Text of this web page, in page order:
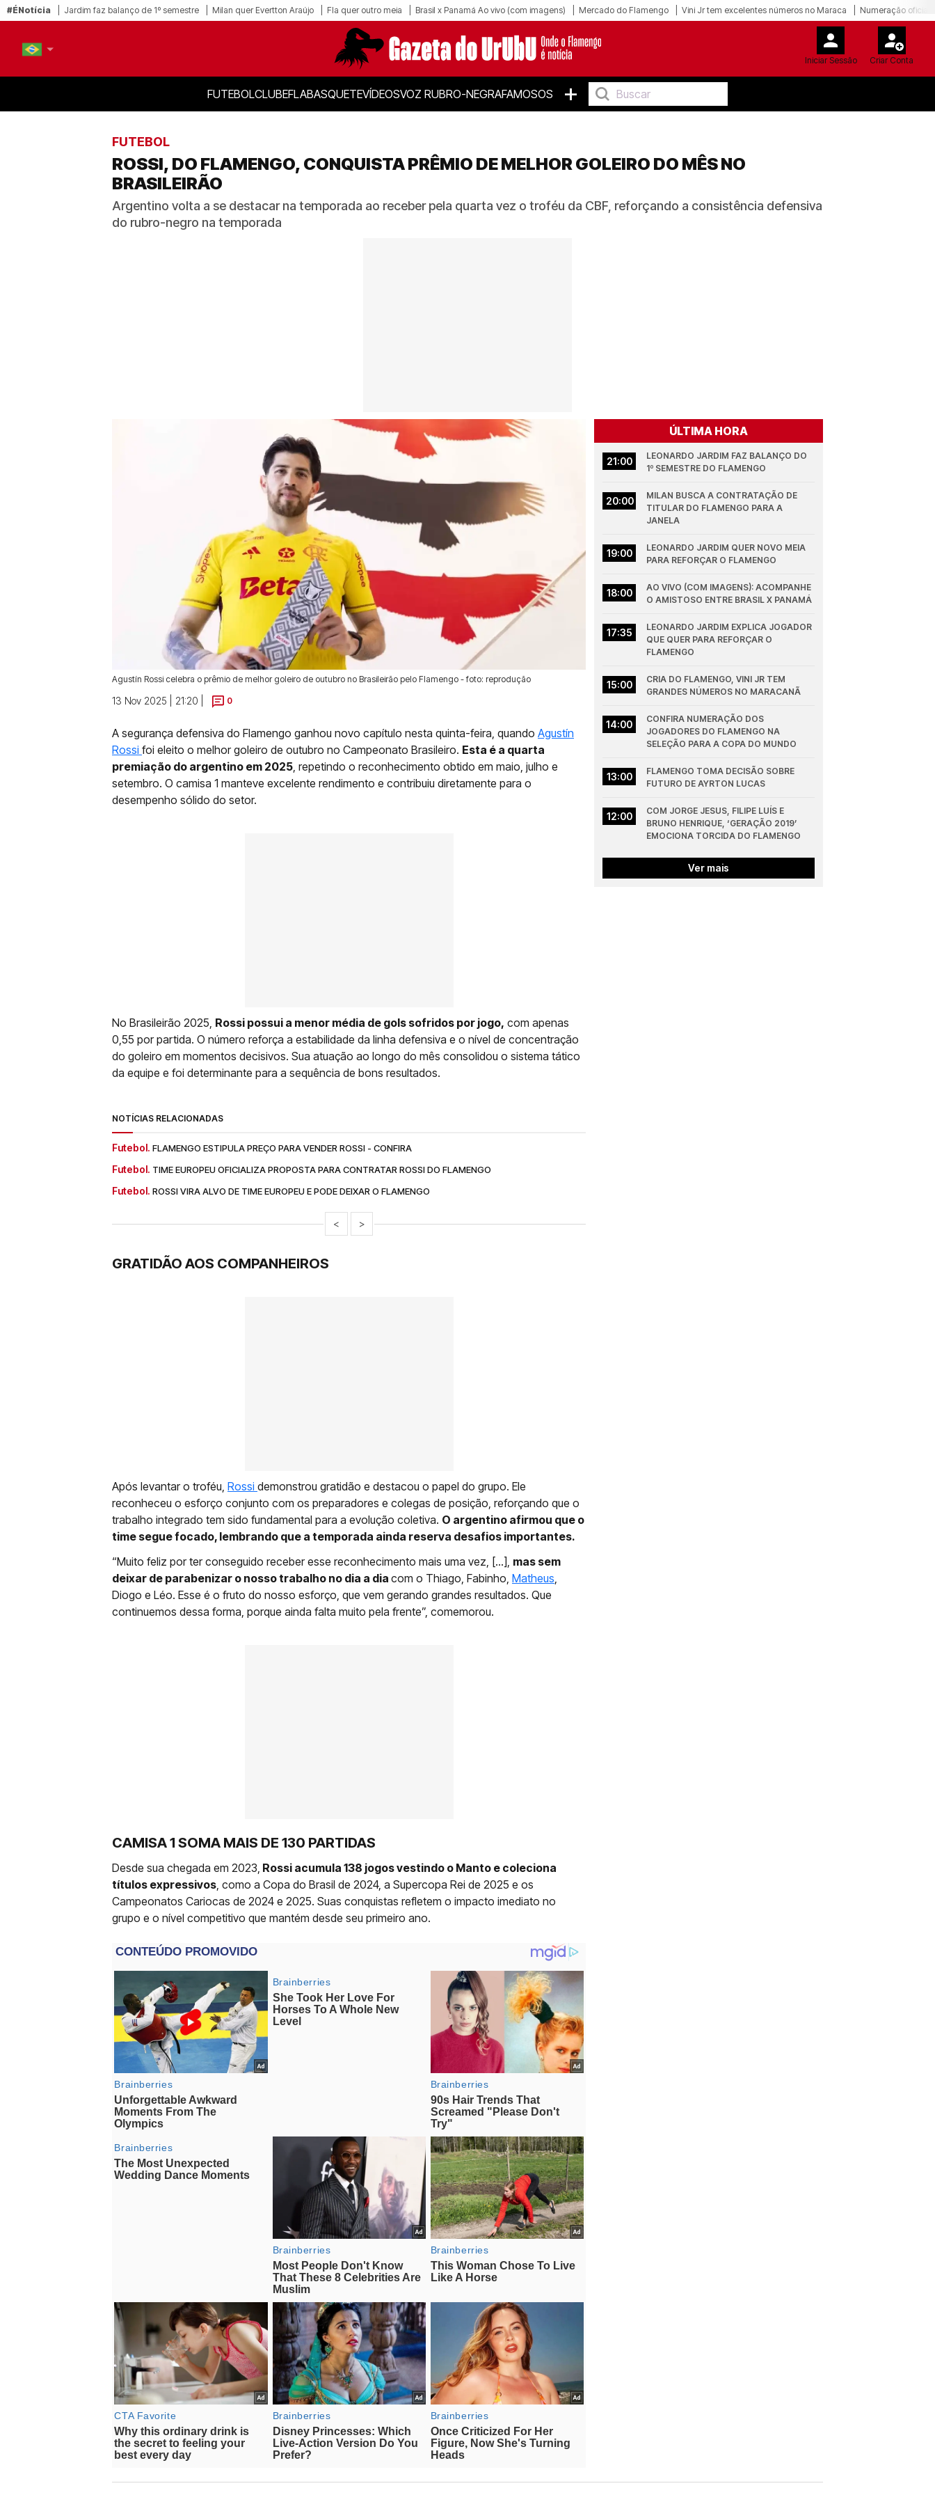
#ÉNotícia Jardim faz balanço de 1º semestre Milan quer Evertton Araújo Fla quer outro meia Brasil x Panamá Ao vivo (com imagens) Mercado do Flamengo Vini Jr tem excelentes números no Maraca Numeração oficial
Iniciar Sessão Criar Conta
FUTEBOLCLUBEFLABASQUETEVÍDEOSVOZ RUBRO-NEGRAFAMOSOS +
FUTEBOL
ROSSI, DO FLAMENGO, CONQUISTA PRÊMIO DE MELHOR GOLEIRO DO MÊS NO
BRASILEIRÃO
Argentino volta a se destacar na temporada ao receber pela quarta vez o troféu da CBF, reforçando a consistência defensiva
do rubro-negro na temporada
Agustín Rossi celebra o prêmio de melhor goleiro de outubro no Brasileirão pelo Flamengo - foto: reprodução
13 Nov 2025 | 21:20 | 0
A segurança defensiva do Flamengo ganhou novo capítulo nesta quinta-feira, quando Agustín
Rossi foi eleito o melhor goleiro de outubro no Campeonato Brasileiro. Esta é a quarta
premiação do argentino em 2025, repetindo o reconhecimento obtido em maio, julho e
setembro. O camisa 1 manteve excelente rendimento e contribuiu diretamente para o
desempenho sólido do setor.
No Brasileirão 2025, Rossi possui a menor média de gols sofridos por jogo, com apenas
0,55 por partida. O número reforça a estabilidade da linha defensiva e o nível de concentração
do goleiro em momentos decisivos. Sua atuação ao longo do mês consolidou o sistema tático
da equipe e foi determinante para a sequência de bons resultados.
NOTÍCIAS RELACIONADAS
Futebol. FLAMENGO ESTIPULA PREÇO PARA VENDER ROSSI - CONFIRA
Futebol. TIME EUROPEU OFICIALIZA PROPOSTA PARA CONTRATAR ROSSI DO FLAMENGO
Futebol. ROSSI VIRA ALVO DE TIME EUROPEU E PODE DEIXAR O FLAMENGO
< >
GRATIDÃO AOS COMPANHEIROS
Após levantar o troféu, Rossi demonstrou gratidão e destacou o papel do grupo. Ele
reconheceu o esforço conjunto com os preparadores e colegas de posição, reforçando que o
trabalho integrado tem sido fundamental para a evolução coletiva. O argentino afirmou que o
time segue focado, lembrando que a temporada ainda reserva desafios importantes.
“Muito feliz por ter conseguido receber esse reconhecimento mais uma vez, [...], mas sem
deixar de parabenizar o nosso trabalho no dia a dia com o Thiago, Fabinho, Matheus,
Diogo e Léo. Esse é o fruto do nosso esforço, que vem gerando grandes resultados. Que
continuemos dessa forma, porque ainda falta muito pela frente”, comemorou.
CAMISA 1 SOMA MAIS DE 130 PARTIDAS
Desde sua chegada em 2023, Rossi acumula 138 jogos vestindo o Manto e coleciona
títulos expressivos, como a Copa do Brasil de 2024, a Supercopa Rei de 2025 e os
Campeonatos Cariocas de 2024 e 2025. Suas conquistas refletem o impacto imediato no
grupo e o nível competitivo que mantém desde seu primeiro ano.
ÚLTIMA HORA
21:00
LEONARDO JARDIM FAZ BALANÇO DO
1º SEMESTRE DO FLAMENGO
20:00
MILAN BUSCA A CONTRATAÇÃO DE
TITULAR DO FLAMENGO PARA A
JANELA
19:00
LEONARDO JARDIM QUER NOVO MEIA
PARA REFORÇAR O FLAMENGO
18:00
AO VIVO (COM IMAGENS): ACOMPANHE
O AMISTOSO ENTRE BRASIL X PANAMÁ
17:35
LEONARDO JARDIM EXPLICA JOGADOR
QUE QUER PARA REFORÇAR O
FLAMENGO
15:00
CRIA DO FLAMENGO, VINI JR TEM
GRANDES NÚMEROS NO MARACANÃ
14:00
CONFIRA NUMERAÇÃO DOS
JOGADORES DO FLAMENGO NA
SELEÇÃO PARA A COPA DO MUNDO
13:00
FLAMENGO TOMA DECISÃO SOBRE
FUTURO DE AYRTON LUCAS
12:00
COM JORGE JESUS, FILIPE LUÍS E
BRUNO HENRIQUE, ‘GERAÇÃO 2019’
EMOCIONA TORCIDA DO FLAMENGO
Ver mais